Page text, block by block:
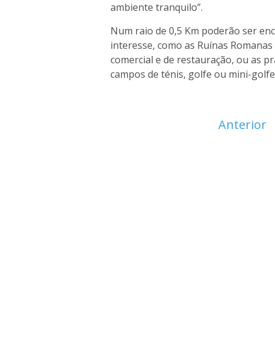
ambiente tranquilo”.
Num raio de 0,5 Km poderão ser
interesse, como as Ruínas
comercial e de restauração, ou as
campos de ténis, golfe ou mini-
Anterior